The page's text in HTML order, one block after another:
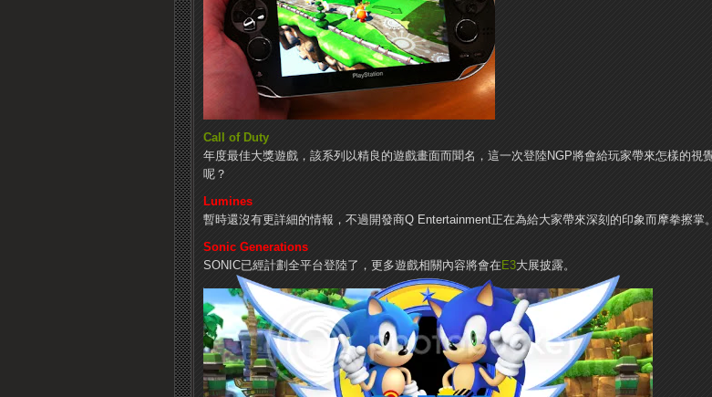
Call of Duty
年度最佳大獎遊戲，該系列以精良的遊戲畫面而聞名，這一次登陸NGP將會給玩家帶來怎樣的視
呢？
Lumines
暫時還沒有更詳細的情報，不過開發商Q Entertainment正在為給大家帶來深刻的印象而摩拳擦掌。
Sonic Generations
SONIC已經計劃全平台登陸了，更多遊戲相關內容將會在E3大展披露。